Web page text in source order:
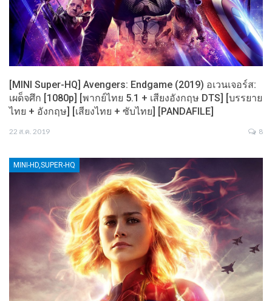
[MINI Super-HQ] Avengers: Endgame (2019) อเวนเจอร์ส:
เผด็จศึก [1080p] [พากย์ไทย 5.1 + เสียงอังกฤษ DTS] [บรรยาย
ไทย + อังกฤษ] [เสียงไทย + ซับไทย] [PANDAFILE]
22 ส.ค. 2019 8
MINI-HD,SUPER-HQ